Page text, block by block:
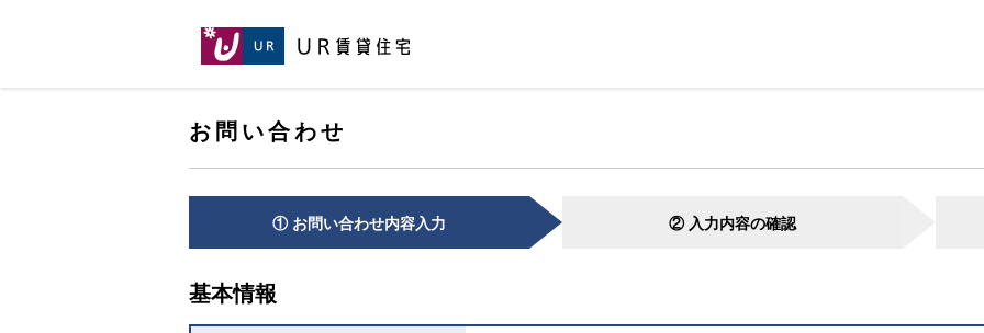
お問い合わせ
① お問い合わせ内容入力 ② 入力内容の確認
基本情報